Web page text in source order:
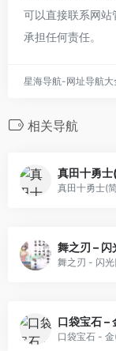
可以直接联系网
承担任何责任。
星海导航-网址导航大
相关导航